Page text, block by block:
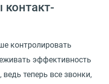
контролировать
эффективность
теперь все звонки,